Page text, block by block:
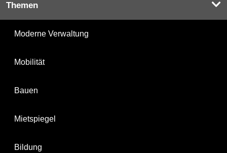
Themen
Moderne Verwaltung
Mobilität
Bauen
Mietspiegel
Bildung